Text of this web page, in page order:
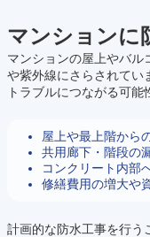
マンションに
マンションの屋上やバル
や紫外線にさらされてい
トラブルにつながる可能
屋上や最上階から
共用廊下・階段の
コンクリート内部
修繕費用の増大や
計画的な防水工事を行う